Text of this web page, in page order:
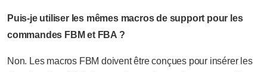
Puis-je utiliser les mêmes macros de support pour les
commandes FBM et FBA ?
Non. Les macros FBM doivent être conçues pour insérer les